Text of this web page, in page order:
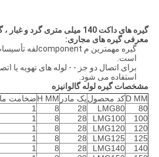
گیره های داکت 140 میلی متری گرد و غبار ، گیره های لوله گالوانیزه
معرفی گیره های مجاری:
است.
برای اتصال دو جز - - لوله های تهویه یا
استفاده می شود.
مشخصات گیره لوله گالوانیزه
D MMکد محصولیک مادر H MMضخامت
80
LMG80
28
8
1
100
LMG100
28
8
1
120
LMG120
28
8
1
125
LMG125
28
8
1
140
LMG140
28
8
1